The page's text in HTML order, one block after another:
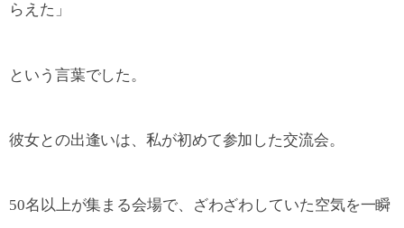
らえた」
という言葉でした。
彼女との出逢いは、私が初めて参加した交流会。
50名以上が集まる会場で、ざわざわしていた空気を一瞬